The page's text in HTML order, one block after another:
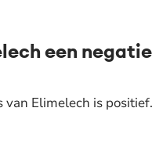
een
van Elimelech is positief.